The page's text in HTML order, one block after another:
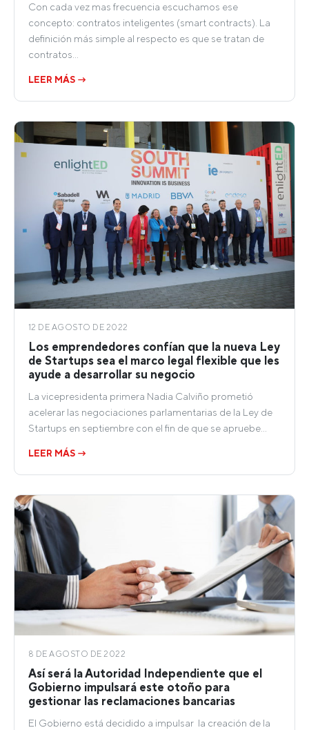
Con cada vez mas frecuencia escuchamos ese
concepto: contratos inteligentes (smart contracts). La
definición más simple al respecto es que se tratan de
contratos…
LEER MÁS →
12 DE AGOSTO DE 2022
Los emprendedores confían que la nueva Ley
de Startups sea el marco legal flexible que les
ayude a desarrollar su negocio
La vicepresidenta primera Nadia Calviño prometió
acelerar las negociaciones parlamentarias de la Ley de
Startups en septiembre con el fin de que se apruebe…
LEER MÁS →
8 DE AGOSTO DE 2022
Así será la Autoridad Independiente que el
Gobierno impulsará este otoño para
gestionar las reclamaciones bancarias
El Gobierno está decidido a impulsar la creación de la